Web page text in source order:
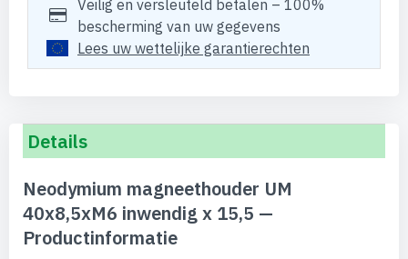
Veilig en versleuteld betalen – 100%
bescherming van uw gegevens
Lees uw wettelijke garantierechten
Details
Neodymium magneethouder UM
40x8,5xM6 inwendig x 15,5 —
Productinformatie